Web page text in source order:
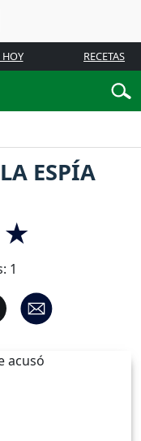
HOY RECETAS
ESPÍA
1